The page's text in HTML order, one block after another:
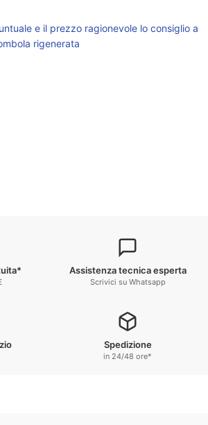
e il prezzo ragionevole lo consiglio a
rigenerata
Assistenza tecnica esperta
Scrivici su Whatsapp
Spedizione
in 24/48 ore*